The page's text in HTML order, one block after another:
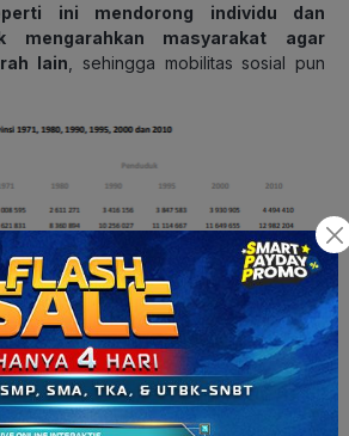
ini mendorong individu dan
mengarahkan masyarakat agar
lain , sehingga mobilitas sosial pun